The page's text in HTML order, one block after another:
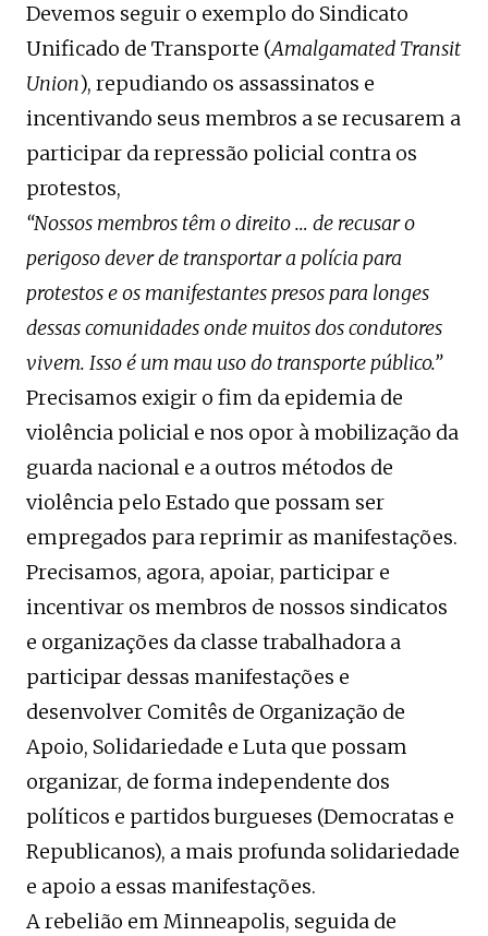
Devemos seguir o exemplo do Sindicato
Unificado de Transporte (Amalgamated Transit
Union), repudiando os assassinatos e
incentivando seus membros a se recusarem a
participar da repressão policial contra os
protestos,
“Nossos membros têm o direito … de recusar o
perigoso dever de transportar a polícia para
protestos e os manifestantes presos para longes
dessas comunidades onde muitos dos condutores
vivem. Isso é um mau uso do transporte público.”
Precisamos exigir o fim da epidemia de
violência policial e nos opor à mobilização da
guarda nacional e a outros métodos de
violência pelo Estado que possam ser
empregados para reprimir as manifestações.
Precisamos, agora, apoiar, participar e
incentivar os membros de nossos sindicatos
e organizações da classe trabalhadora a
participar dessas manifestações e
desenvolver Comitês de Organização de
Apoio, Solidariedade e Luta que possam
organizar, de forma independente dos
políticos e partidos burgueses (Democratas e
Republicanos), a mais profunda solidariedade
e apoio a essas manifestações.
A rebelião em Minneapolis, seguida de